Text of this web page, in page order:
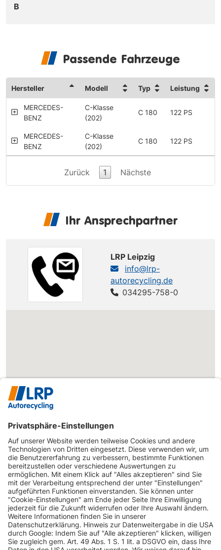
B
Passende Fahrzeuge
Hersteller Modell Typ Leistung
MERCEDES-
BENZ
C-Klasse
(202)
C 180 122 PS
MERCEDES-
BENZ
C-Klasse
(202)
C 180 122 PS
Zurück 1 Nächste
Ihr Ansprechpartner
LRP Leipzig
info@lrp-
autorecycling.de
034295-758-0
INFORMATIONEN
KUNDENSERVICE